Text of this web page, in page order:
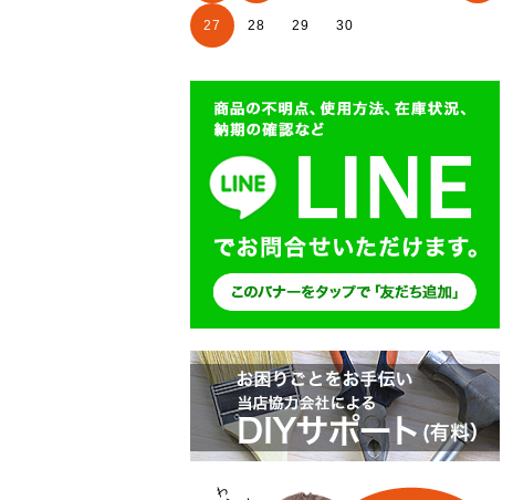
27 28 29 30